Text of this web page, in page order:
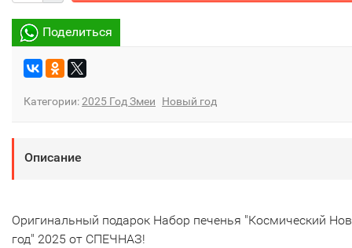
Поделиться
Категории:2025 Год Змеи Новый год
Описание
Оригинальный подарок Набор печенья "Космический
год" 2025 от СПЕЧНАЗ!